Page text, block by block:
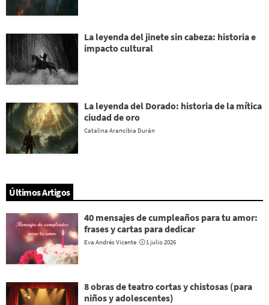
La leyenda del jinete sin cabeza: historia e
impacto cultural
La leyenda del Dorado: historia de la mítica
ciudad de oro
Catalina Arancibia Durán
Últimos Artigos
40 mensajes de cumpleaños para tu amor:
frases y cartas para dedicar
Eva Andrés Vicente 1 julio 2026
8 obras de teatro cortas y chistosas (para
niños y adolescentes)